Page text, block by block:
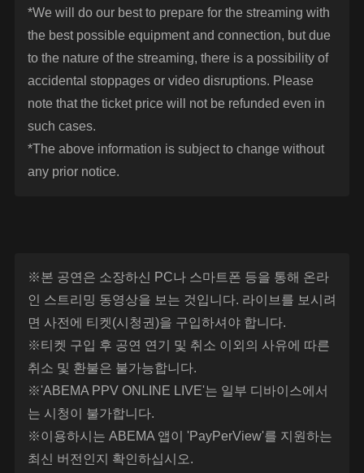
*We will do our best to prepare for the streaming with
the best possible equipment and connection, but due
to the nature of the streaming, there is a possibility of
accidental stoppages or video disruptions. Please
note that the ticket price will not be refunded even in
such cases.
*The above information is subject to change without
any prior notice.
※본 공연은 소장하신 PC나 스마트폰 등을 통해 온라
인 스트리밍 동영상을 보는 것입니다. 라이브를 보시려
면 사전에 티켓(시청권)을 구입하셔야 합니다.
※티켓 구입 후 공연 연기 및 취소 이외의 사유에 따른
취소 및 환불은 불가능합니다.
※'ABEMA PPV ONLINE LIVE'는 일부 디바이스에서
는 시청이 불가합니다.
※이용하시는 ABEMA 앱이 'PayPerView'를 지원하는
최신 버전인지 확인하십시오.